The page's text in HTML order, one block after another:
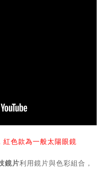
色款為一般太陽眼鏡
鏡片利用鏡片與色彩組合，